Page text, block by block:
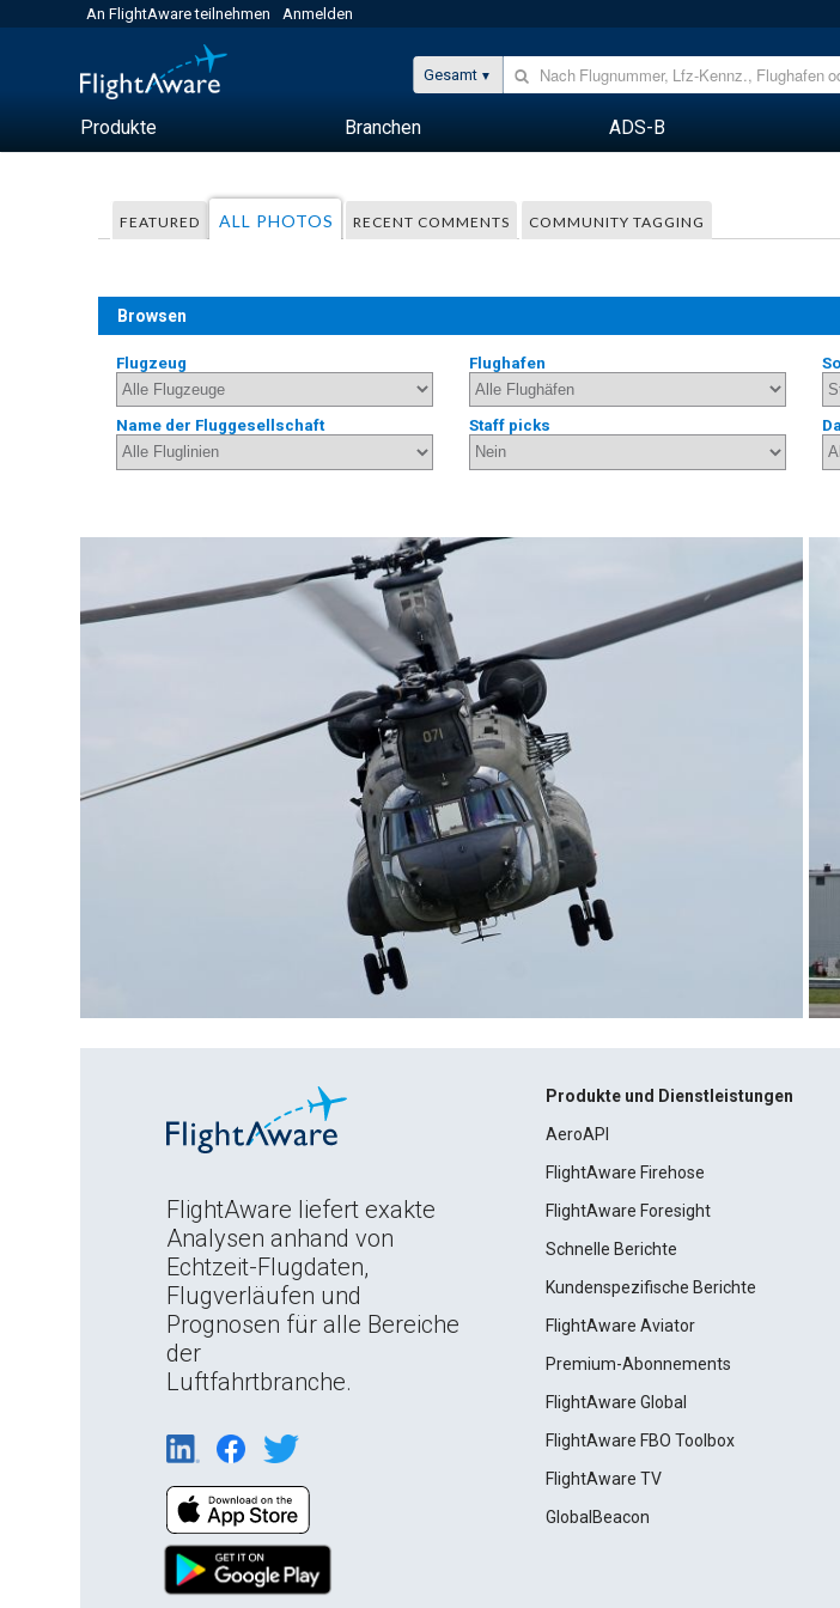
An FlightAware teilnehmen Anmelden
Gesamt
Produkte Branchen ADS-B
FEATURED ALL PHOTOS RECENT COMMENTS COMMUNITY TAGGING
Browsen
Flugzeug Flughafen
Name der Fluggesellschaft Staff picks
FlightAware liefert exakte
Analysen anhand von
Echtzeit-Flugdaten,
Flugverläufen und
Prognosen für alle Bereiche
der
Luftfahrtbranche.
Produkte und Dienstleistungen
AeroAPI
FlightAware Firehose
FlightAware Foresight
Schnelle Berichte
Kundenspezifische Berichte
FlightAware Aviator
Premium-Abonnements
FlightAware Global
FlightAware FBO Toolbox
FlightAware TV
GlobalBeacon